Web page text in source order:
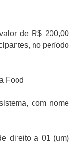
de R$ 200,00
no período
Food
com nome
direito a 01 (um)